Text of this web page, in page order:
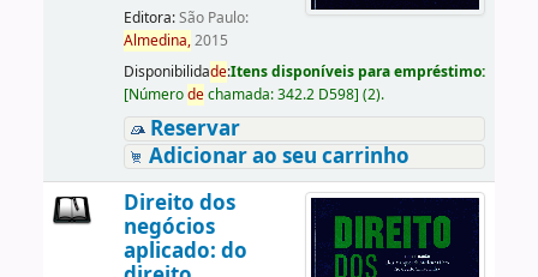
Editora:São Paulo:
Almedina,2015
Disponibilidade:Itens disponíveis para empréstimo:
[Númerodechamada:342.2 D598] (2).
Reservar
Adicionar ao seu carrinho
Direito dos
negócios
aplicado: do